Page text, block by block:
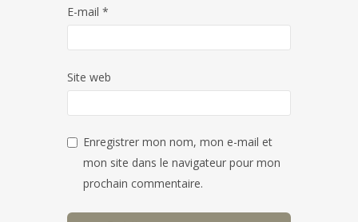
E-mail *
Site web
Enregistrer mon nom, mon e-mail et
mon site dans le navigateur pour mon
prochain commentaire.